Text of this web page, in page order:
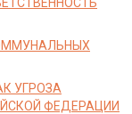
УГРОЗА
ФЕДЕРАЦИИ